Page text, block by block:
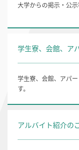
大学からの掲示・公
学生寮、会館、ア
学生寮、会館、アパ
す。
アルバイト紹介の